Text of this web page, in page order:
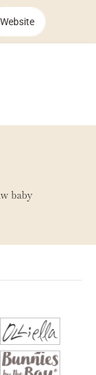
Website
baby